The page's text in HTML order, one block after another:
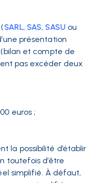
SARL, SAS, SASU ou
présentation
et compte de
pas excéder deux
euros ;
la possibilité d’établir
toutefois d’être
simplifié. À défaut,